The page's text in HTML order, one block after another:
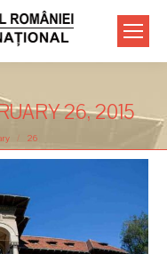
26, 2015
26